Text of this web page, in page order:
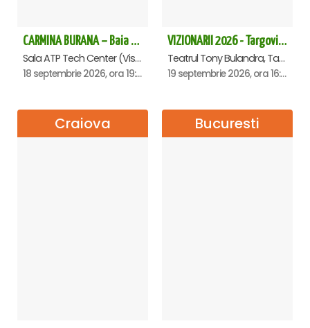
CARMINA BURANA – Baia Mare
Sala ATP Tech Center (Vis a vis de Auchan), Baia-Mare
18 septembrie 2026, ora 19:00
VIZIONARII 2026 - Targoviste
Teatrul Tony Bulandra, Targoviste
19 septembrie 2026, ora 16:00
Craiova Bucuresti